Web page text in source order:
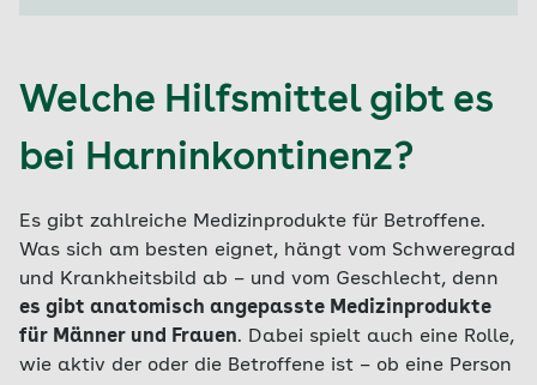
Welche Hilfsmittel gibt es
bei Harninkontinenz?
Es gibt zahlreiche Medizinprodukte für Betroffene.
Was sich am besten eignet, hängt vom Schweregrad
und Krankheitsbild ab – und vom Geschlecht, denn
es gibt anatomisch angepasste Medizinprodukte
für Männer und Frauen. Dabei spielt auch eine Rolle,
wie aktiv der oder die Betroffene ist – ob eine Person